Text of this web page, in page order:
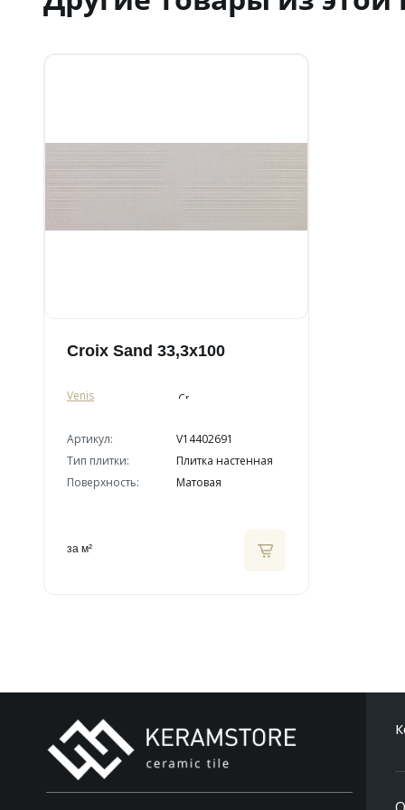
Croix Sand 33,3x100
Venis
Артикул:
V14402691
Тип плитки:
Плитка настенная
Поверхность:
Матовая
за м²